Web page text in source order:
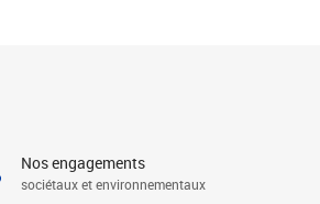
Nos engagements
sociétaux et environnementaux